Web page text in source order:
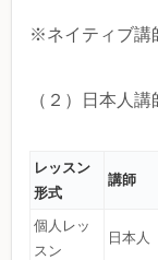
※ネイティブ講
（２）日本人
レッスン
形式
講師
個人レッ
スン
日本人